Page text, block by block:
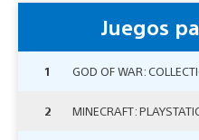
Juegos
1 GOD OF WAR:
2 MINECRAFT: